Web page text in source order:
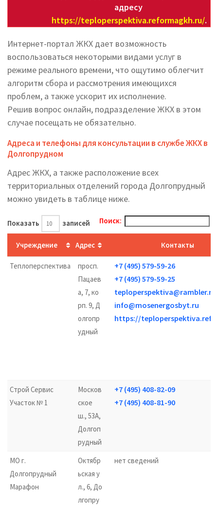
адресу
https://teploperspektiva.reformagkh.ru/.
Интернет-портал ЖКХ дает возможность
воспользоваться некоторыми видами услуг в
режиме реального времени, что ощутимо облегчит
алгоритм сбора и рассмотрения имеющихся
проблем, а также ускорит их исполнение.
Решив вопрос онлайн, подразделение ЖКХ в этом
случае посещать не обязательно.
Адреса и телефоны для консультации в службе ЖКХ в
Долгопрудном
Адрес ЖКХ, а также расположение всех
территориальных отделений города Долгопрудный
можно увидеть в таблице ниже.
Показать записей Поиск:
Учреждение Адрес Контакты
Теплоперспектива
просп.
Пацаев
а, 7, ко
рп. 9, Д
олгопр
удный
+7 (495) 579-59-26
+7 (495) 579-59-25
teploperspektiva@rambler.ru
info@mosenergosbyt.ru
https://
Строй Сервис
Участок № 1
Москов
ское
ш., 53А,
Долгоп
рудный
+7 (495) 408-82-09
+7 (495) 408-81-90
МО г.
Долгопрудный
Марафон
Октябр
ьская у
л., 6, До
лгопру
нет сведений